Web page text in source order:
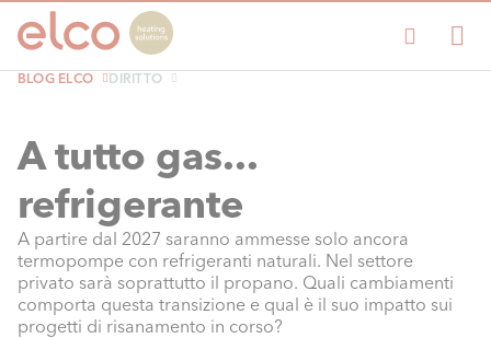
BLOG ELCO DIRITTO
A tutto gas...
refrigerante
A partire dal 2027 saranno ammesse solo ancora
termopompe con refrigeranti naturali. Nel settore
privato sarà soprattutto il propano. Quali cambiamenti
comporta questa transizione e qual è il suo impatto sui
progetti di risanamento in corso?